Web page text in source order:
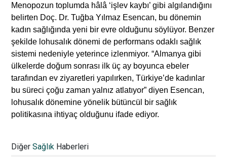
Menopozun toplumda hâlâ ‘işlev kaybı’ gibi algılandığını
belirten Doç. Dr. Tuğba Yılmaz Esencan, bu dönemin
kadın sağlığında yeni bir evre olduğunu söylüyor. Benzer
şekilde lohusalık dönemi de performans odaklı sağlık
sistemi nedeniyle yeterince izlenmiyor. “Almanya gibi
ülkelerde doğum sonrası ilk üç ay boyunca ebeler
tarafından ev ziyaretleri yapılırken, Türkiye’de kadınlar
bu süreci çoğu zaman yalnız atlatıyor” diyen Esencan,
lohusalık dönemine yönelik bütüncül bir sağlık
politikasına ihtiyaç olduğunu ifade ediyor.
DiğerSağlık Haberleri
beslenmeye daha çok ihtiyacımız var"